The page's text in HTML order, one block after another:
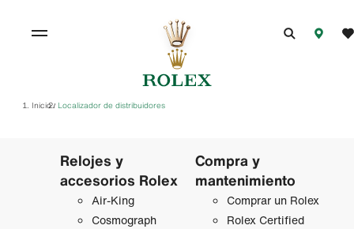
Inicio/ Localizador de distribuidores
Relojes y
accesorios Rolex
Air‑King
Cosmograph
Compra y
mantenimiento
Comprar un Rolex
Rolex Certified